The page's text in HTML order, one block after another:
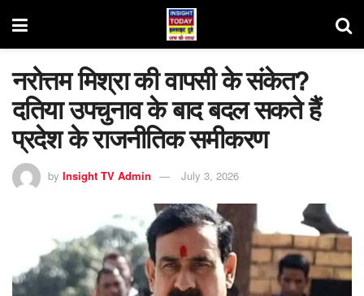
नरोत्तम मिश्रा की वापसी के संकेत?
दतिया उपचुनाव के बाद बदल सकते हैं
प्रदेश के राजनीतिक समीकरण
by Insight TV Admin July 3, 2026